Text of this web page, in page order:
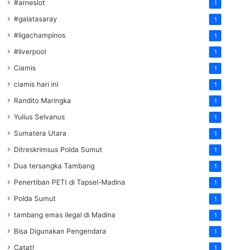
#arneslot 1
#galatasaray 1
#ligachampinos 1
#liverpool 1
Ciamis 1
ciamis hari ini 1
Randito Maringka 1
Yulius Selvanus 1
Sumatera Utara 1
Ditreskrimsus Polda Sumut 1
Dua tersangka Tambang 1
Penertiban PETI di Tapsel-Madina 1
Polda Sumut 1
tambang emas ilegal di Madina 1
Bisa Digunakan Pengendara 1
Catat! 1